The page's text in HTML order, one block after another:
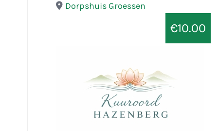
Dorpshuis Groessen
€10.00